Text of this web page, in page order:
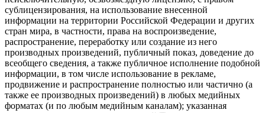
сублицензирования, на использование внесенной
информации на территории Российской Федерации и других
стран мира, в частности, права на воспроизведение,
распространение, переработку или создание из него
производных произведений, публичный показ, доведение до
всеобщего сведения, а также публичное исполнение подобной
информации, в том числе использование в рекламе,
продвижение и распространение полностью или частично (а
также ее производных произведений) в любых медийных
форматах (и по любым медийным каналам); указанная